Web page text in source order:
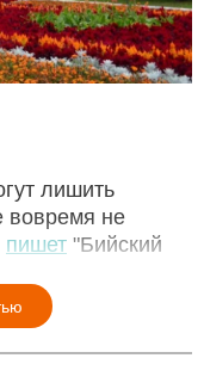
лишить
вовремя не
пишет "Бийский